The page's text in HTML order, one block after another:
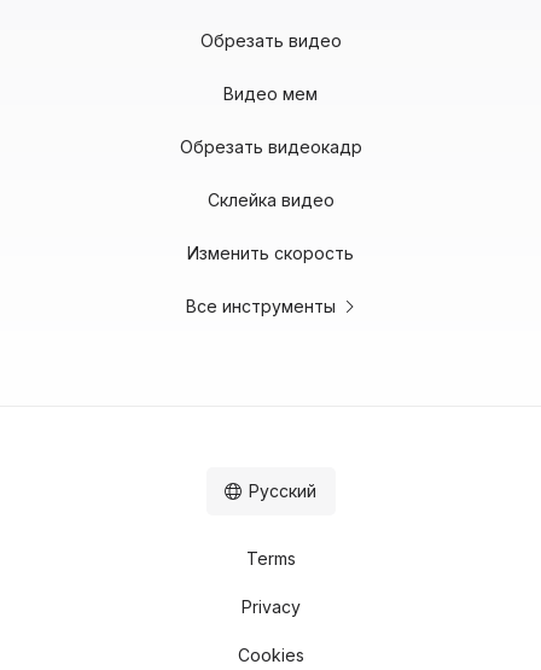
Обрезать видео
Видео мем
Обрезать видеокадр
Склейка видео
Изменить скорость
Все инструменты
Terms
Privacy
Cookies
Русский